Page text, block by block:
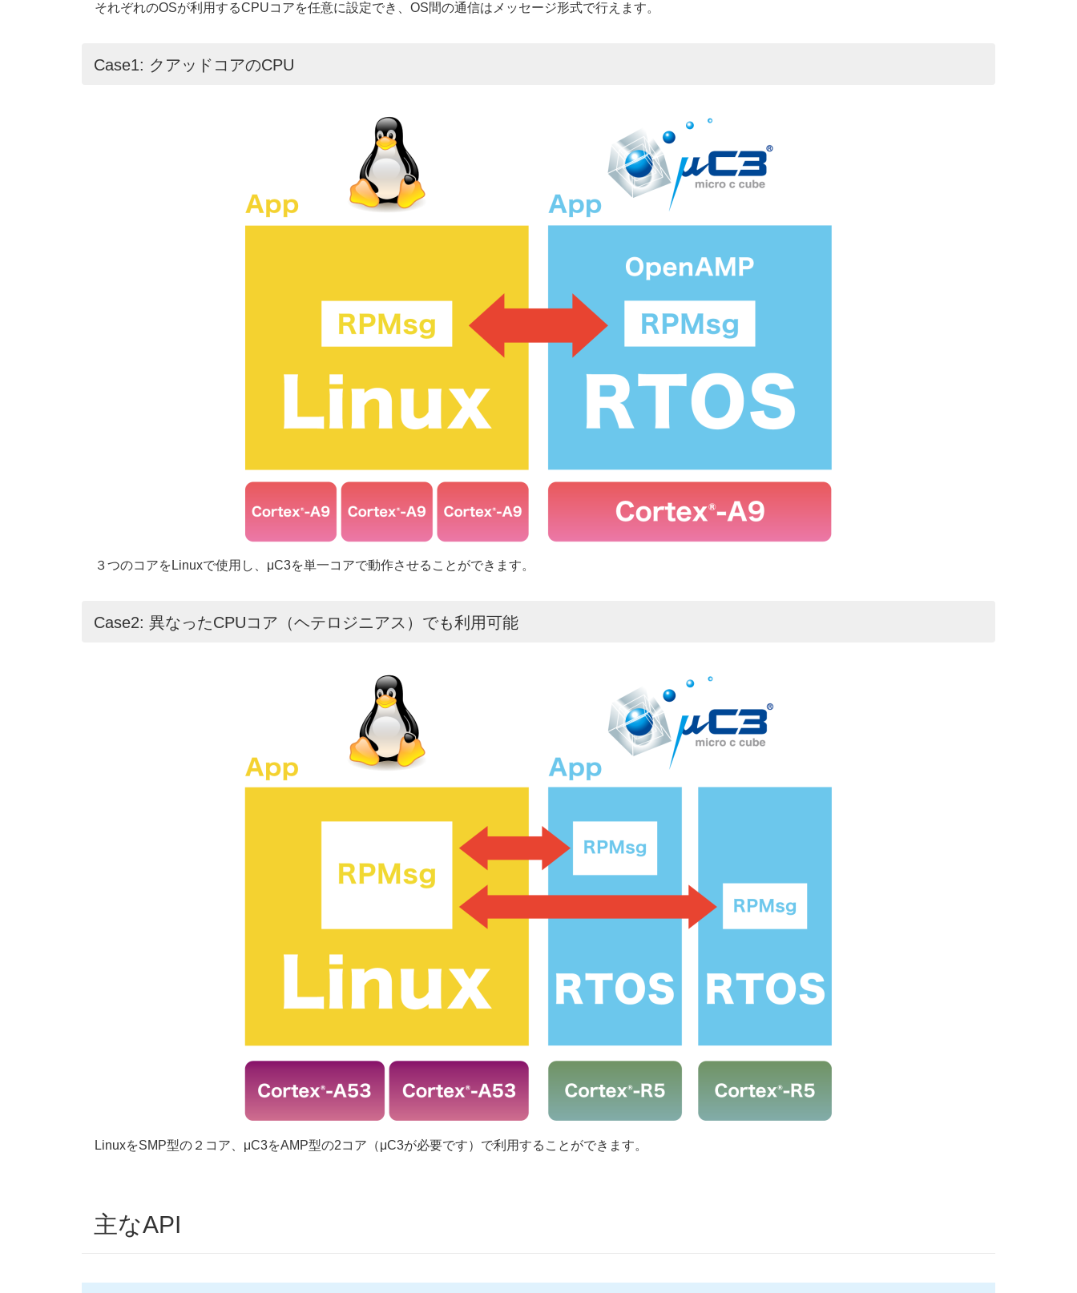
それぞれのOSが利用するCPUコアを任意に設定でき、OS間の通信はメッセージ形式で行えます。
Case1: クアッドコアのCPU
３つのコアをLinuxで使用し、μC3を単一コアで動作させることができます。
Case2: 異なったCPUコア（ヘテロジニアス）でも利用可能
LinuxをSMP型の２コア、μC3をAMP型の2コア（μC3が必要です）で利用することができます。
主なAPI